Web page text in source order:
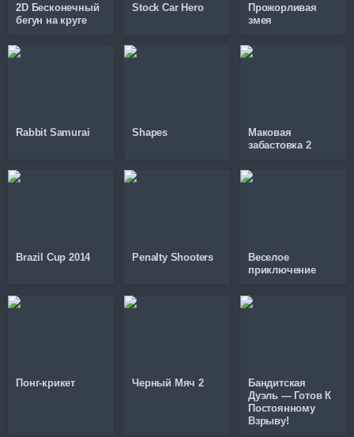
2D Бесконечный
бегун на круге
Stock Car Hero
Прожорливая
змея
Rabbit Samurai Shapes
Маковая
забастовка 2
Brazil Cup 2014 Penalty Shooters
Веселое
приключение
Понг-крикет Черный Мяч 2
Бандитская
Дуэль — Готов К
Постоянному
Взрыву!